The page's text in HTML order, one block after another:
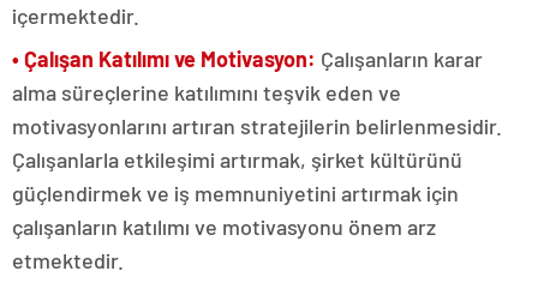
içermektedir.
• Çalışan Katılımı ve Motivasyon: Çalışanların karar
alma süreçlerine katılımını teşvik eden ve
motivasyonlarını artıran stratejilerin belirlenmesidir.
Çalışanlarla etkileşimi artırmak, şirket kültürünü
güçlendirmek ve iş memnuniyetini artırmak için
çalışanların katılımı ve motivasyonu önem arz
etmektedir.